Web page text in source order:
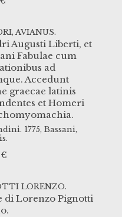
AVIANUS.
Augusti Liberti, et
Fabulae cum
ad
Accedunt
graecae latinis
et Homeri
1775, Bassani,
€
LORENZO.
di Lorenzo Pignotti